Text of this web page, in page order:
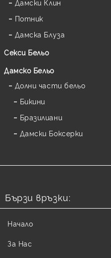
Дамски Клин
Потник
Дамска Блуза
Секси Бельо
Дамско Бельо
Долни части бельо
Бикини
Бразилиани
Дамски Боксерки
Бързи връзки:
Начало
За Нас